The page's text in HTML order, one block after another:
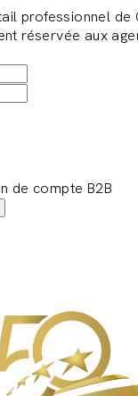
professionnel de
réservée aux
de compte B2B